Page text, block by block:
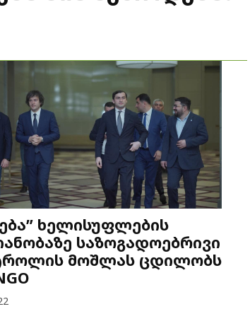
ხელისუფლების
საზოგადოებრივი
მოშლას ცდილობს